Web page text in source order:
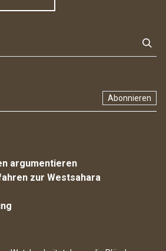
Abonnieren
argumentieren
zur Westsahara